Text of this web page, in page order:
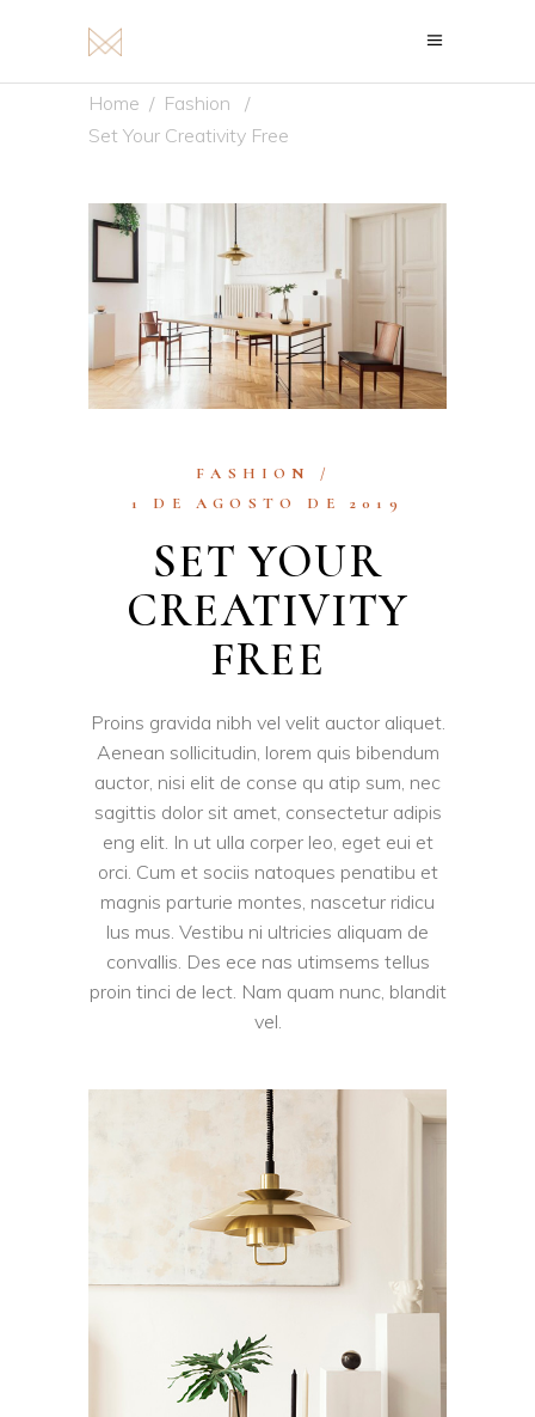
Home / Fashion
/
Set Your Creativity Free
FASHION
1 DE AGOSTO DE 2019
SET YOUR
CREATIVITY
FREE
Proins gravida nibh vel velit auctor aliquet.
Aenean sollicitudin, lorem quis bibendum
auctor, nisi elit de conse qu atip sum, nec
sagittis dolor sit amet, consectetur adipis
eng elit. In ut ulla corper leo, eget eui et
orci. Cum et sociis natoques penatibu et
magnis parturie montes, nascetur ridicu
lus mus. Vestibu ni ultricies aliquam de
convallis. Des ece nas utimsems tellus
proin tinci de lect. Nam quam nunc, blandit
vel.